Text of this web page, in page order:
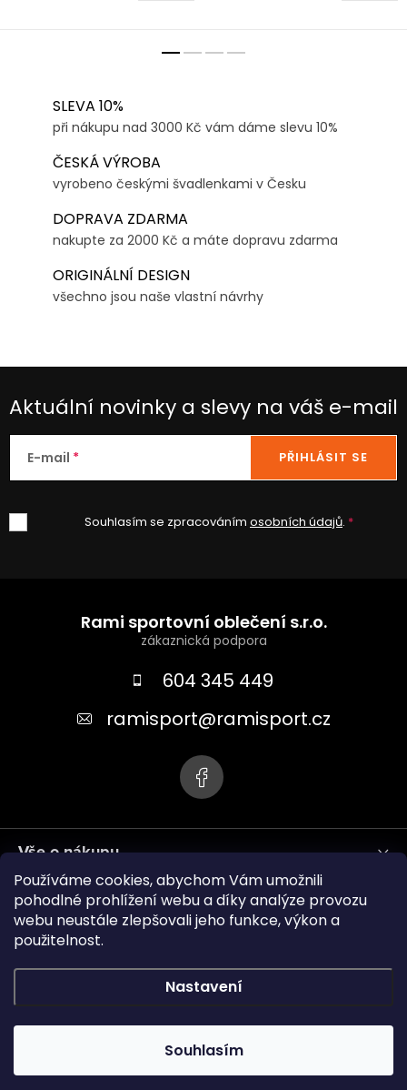
Používáme cookies, abychom Vám umožnili
pohodlné prohlížení webu a díky analýze provozu
webu neustále zlepšovali jeho funkce, výkon a
použitelnost.
Nastavení
Souhlasím
SLEVA 10%
při nákupu nad 3000 Kč vám dáme slevu 10%
ČESKÁ VÝROBA
vyrobeno českými švadlenkami v Česku
DOPRAVA ZDARMA
nakupte za 2000 Kč a máte dopravu zdarma
ORIGINÁLNÍ DESIGN
všechno jsou naše vlastní návrhy
Aktuální novinky a slevy na váš e-mail
E-mail
Souhlasím se zpracováním osobních údajů.
PŘIHLÁSIT SE
Rami sportovní oblečení s.r.o.
604 345 449
ramisport@ramisport.cz
Vše o nákupu
Informace pro vás
Copyright 2026RAMISPORT. Všechna práva vyhrazena.